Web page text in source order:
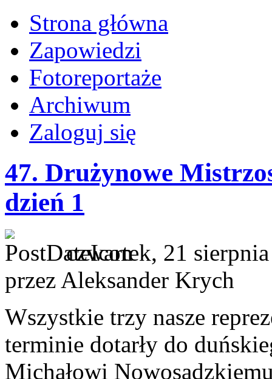
Strona główna
Zapowiedzi
Fotoreportaże
Archiwum
Zaloguj się
47. Drużynowe
dzień 1
czwartek, 21
przez Aleksander Krych
Wszystkie trzy nasze
terminie dotarły do
Michałowi